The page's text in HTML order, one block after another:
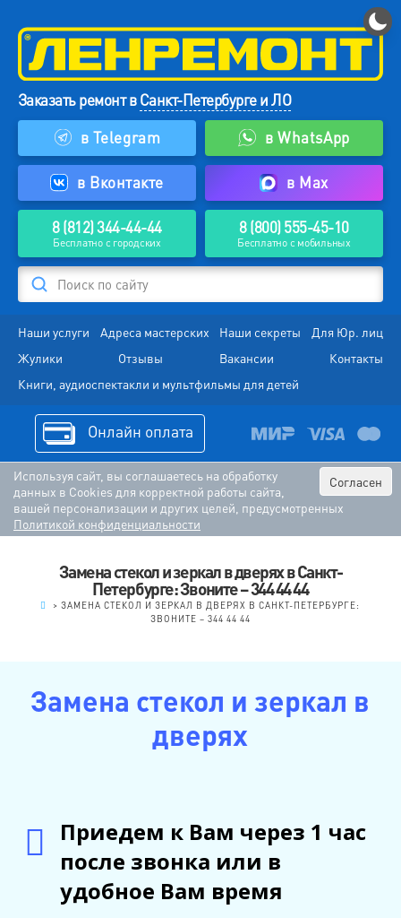
Заказать ремонт вСанкт-Петербурге и ЛО
в Telegram
в WhatsApp
в Вконтакте в Max
8 (812) 344-44-44
Бесплатно с городских
8 (800) 555-45-10
Бесплатно с мобильных
Поиск по сайту
Наши услуги Адреса мастерских Наши секреты
Для Юр. лиц
Жулики
Отзывы Вакансии
Контакты
Книги, аудиоспектакли и мультфильмы для детей
Онлайн оплата
Согласен
Используя сайт, вы соглашаетесь на обработку
данных в Cookies для корректной работы сайта,
вашей персонализации и других целей, предусмотренных
Политикой конфиденциальности
Замена стекол и зеркал в дверях в Санкт-
Петербурге: Звоните – 344 44 44
>ЗАМЕНА СТЕКОЛ И ЗЕРКАЛ В ДВЕРЯХ В САНКТ-ПЕТЕРБУРГЕ:
ЗВОНИТЕ – 344 44 44
Замена стекол и зеркал в
дверях
Приедем к Вам через 1 час
после звонка или в
удобное Вам время